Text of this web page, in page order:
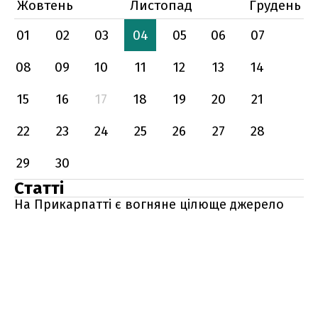
Жовтень
Листопад
Грудень
01
02 03 04 05 06
07
08
09 10 11 12 13
14
15
16 17 18 19 20
21
22
23 24 25 26 27
28
29
30
Статті
На Прикарпатті є вогняне цілюще джерело